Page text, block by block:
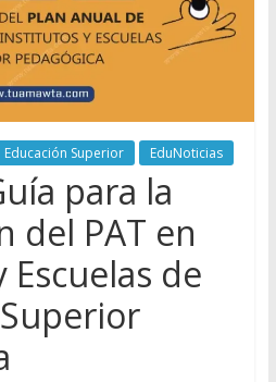
Educación Superior EduNoticias
para la
del PAT en
de